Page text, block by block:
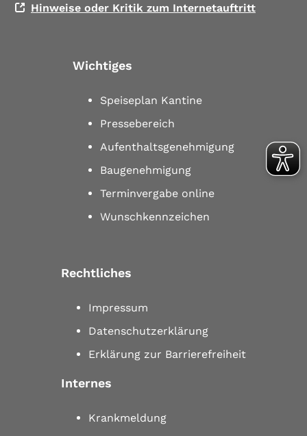
Hinweise oder Kritik zum Internetauftritt
Wichtiges
Speiseplan Kantine
Pressebereich
Aufenthaltsgenehmigung
Baugenehmigung
Terminvergabe online
Wunschkennzeichen
Rechtliches
Impressum
Datenschutzerklärung
Erklärung zur Barrierefreiheit
Internes
Krankmeldung